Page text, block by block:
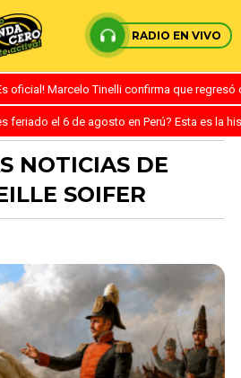
RADIO EN VIVO
oficial! Marcelo Tinelli confirma que
feriado el 6 de agosto en Perú? Esta es la
NOTICIAS DE
SOIFER